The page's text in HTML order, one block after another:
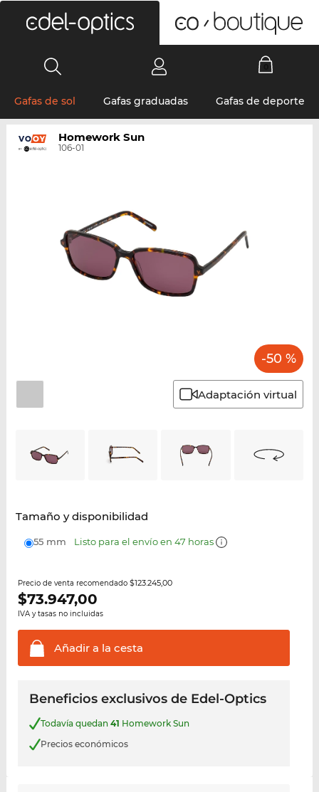
Gafas de sol Gafas graduadas Gafas de deporte
Homework Sun
106-01
-50 %
Adaptación virtual
Tamaño y disponibilidad
55 mm Listo para el envío en 47 horas
Precio de venta recomendado $123.245,00
$73.947,00
IVA y tasas no incluidas
Añadir a la cesta
Beneficios exclusivos de Edel-Optics
Todavía quedan 41 Homework Sun
Precios económicos